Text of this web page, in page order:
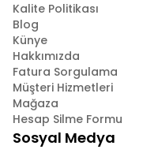
Kalite Politikası
Blog
Künye
Hakkımızda
Fatura Sorgulama
Müşteri Hizmetleri
Mağaza
Hesap Silme Formu
Sosyal Medya